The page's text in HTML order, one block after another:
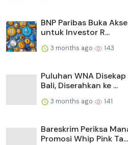
BNP Paribas Buka
untuk Investor R...
3 months ago 143
Puluhan WNA
Bali, Diserahkan ke ...
3 months ago 141
Bareskrim Periksa
Promosi Whip Pink Ta...